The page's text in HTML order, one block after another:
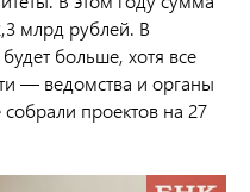
млрд рублей. В
больше, хотя все
— ведомства и органы
проектов на 27